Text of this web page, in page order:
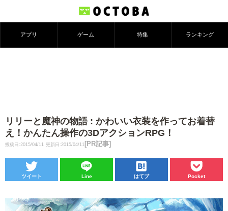
アプリ ゲーム 特集 ランキング
リリーと魔神の物語 : かわいい衣装を作ってお着替
え！かんたん操作の3DアクションRPG！
投稿日:2015/04/11 更新日:2015/04/11 [PR記事]
ツイート Line はてブ Pocket